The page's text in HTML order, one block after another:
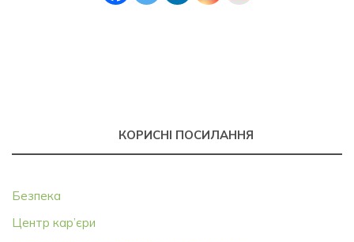
КОРИСНІ ПОСИЛАННЯ
Безпека
Центр кар’єри